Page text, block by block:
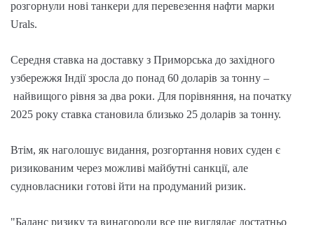
розгорнули нові танкери для перевезення нафти марки
Urals.
Середня ставка на доставку з Приморська до західного
узбережжя Індії зросла до понад 60 доларів за тонну –
найвищого рівня за два роки. Для порівняння, на початку
2025 року ставка становила близько 25 доларів за тонну.
Втім, як наголошує видання, розгортання нових суден є
ризикованим через можливі майбутні санкції, але
судновласники готові йти на продуманий ризик.
"Баланс ризику та винагороди все ще виглядає достатньо